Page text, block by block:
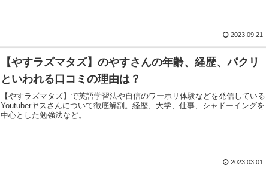
2023.09.21
【やすラズマタズ】のやすさんの年齢、経歴、パクリ
といわれる口コミの理由は？
【やすラズマタズ】で英語学習法や自信のワーホリ体験などを発信している
Youtuberヤスさんについて徹底解剖。経歴、大学、仕事、シャドーイングを
中心とした勉強法など。
2023.03.01